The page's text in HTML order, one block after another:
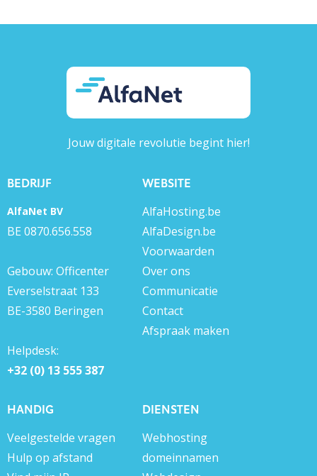
Jouw digitale revolutie begint hier!
BEDRIJF
AlfaNet BV
BE 0870.656.558
Gebouw: Officenter
Everselstraat 133
BE-3580 Beringen
Helpdesk:
+32 (0) 13 555 387
WEBSITE
AlfaHosting.be
AlfaDesign.be
Voorwaarden
Over ons
Communicatie
Contact
Afspraak maken
HANDIG
Veelgestelde vragen
Hulp op afstand
DIENSTEN
Webhosting
domeinnamen